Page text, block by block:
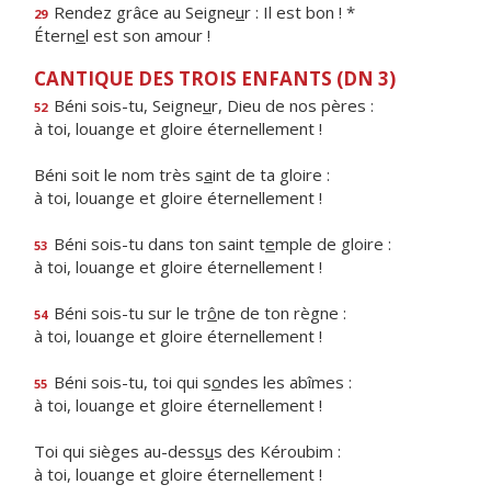
29 Rendez grâce au Seigneur : Il est bon ! *
Éternel est son amour !
CANTIQUE DES TROIS ENFANTS (DN 3)
52 Béni sois-tu, Seigneur, Dieu de nos pères :
à toi, louange et gloire éternellement !
Béni soit le nom très saint de ta gloire :
à toi, louange et gloire éternellement !
53 Béni sois-tu dans ton saint temple de gloire :
à toi, louange et gloire éternellement !
54 Béni sois-tu sur le trône de ton règne :
à toi, louange et gloire éternellement !
55 Béni sois-tu, toi qui sondes les abîmes :
à toi, louange et gloire éternellement !
Toi qui sièges au-dessus des Kéroubim :
à toi, louange et gloire éternellement !